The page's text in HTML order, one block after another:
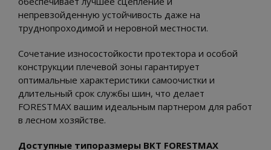
непревзойденную устойчивость даже на
труднопроходимой и неровной местности.
Сочетание износостойкости протектора и особой
конструкции плечевой зоны гарантирует
оптимальные характеристики самоочистки и
длительный срок службы шин, что делает
FORESTMAX вашим идеальным партнером для работ
в лесном хозяйстве.
Доступные типоразмеры BKT FORESTMAX